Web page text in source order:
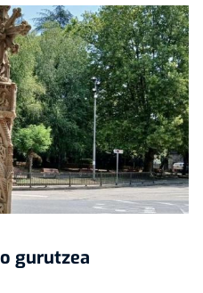
gurutzea